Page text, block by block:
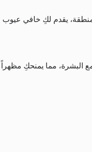
يقدم لكِ خافي عيوب
البشرة، مما يمنحكِ مظهراً